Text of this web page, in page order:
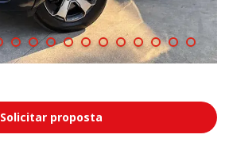
Solicitar proposta